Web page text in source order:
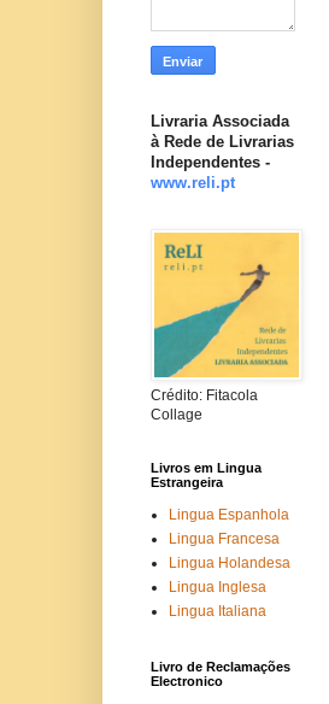
Livraria Associada
à Rede de Livrarias
Independentes -
www.reli.pt
Crédito: Fitacola
Collage
Livros em Lingua
Estrangeira
Lingua Espanhola
Lingua Francesa
Lingua Holandesa
Lingua Inglesa
Lingua Italiana
Livro de Reclamações
Electronico